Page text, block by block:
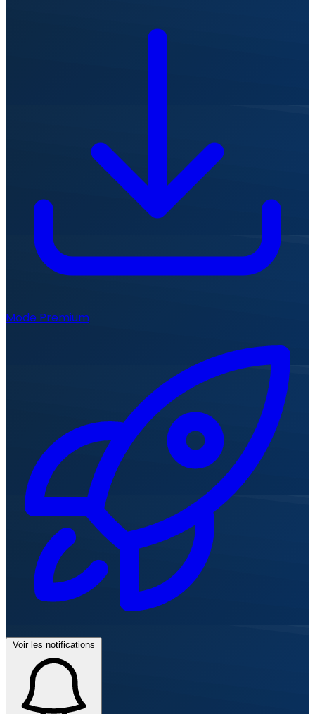
Mode Premium
Voir les notifications